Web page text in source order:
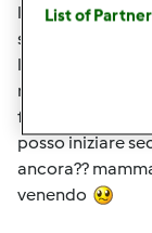
l'impasto ... o
sembra bella
la pizza. Ieri ho
raddoppiava e ci
faceva più caldo
posso iniziare
ancora??
venendo
List of